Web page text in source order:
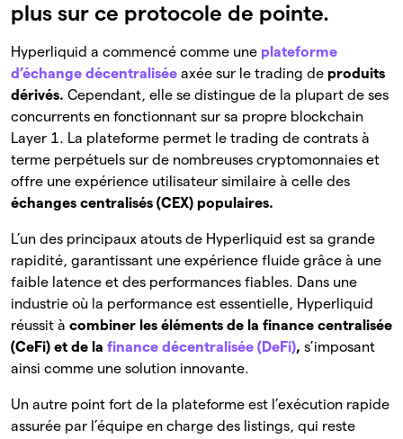
plus sur ce protocole de pointe.
Hyperliquid a commencé comme une plateforme
d’échange décentralisée axée sur le trading de produits
dérivés. Cependant, elle se distingue de la plupart de ses
concurrents en fonctionnant sur sa propre blockchain
Layer 1. La plateforme permet le trading de contrats à
terme perpétuels sur de nombreuses cryptomonnaies et
offre une expérience utilisateur similaire à celle des
échanges centralisés (CEX) populaires.
L’un des principaux atouts de Hyperliquid est sa grande
rapidité, garantissant une expérience fluide grâce à une
faible latence et des performances fiables. Dans une
industrie où la performance est essentielle, Hyperliquid
réussit à combiner les éléments de la finance centralisée
(CeFi) et de la finance décentralisée (DeFi), s’imposant
ainsi comme une solution innovante.
Un autre point fort de la plateforme est l’exécution rapide
assurée par l’équipe en charge des listings, qui reste